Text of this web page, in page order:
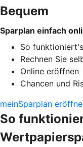
Bequem
Sparplan einfach
So funktioniert's
Rechnen Sie
Online eröffnen
Chancen und
meinSparplan
So